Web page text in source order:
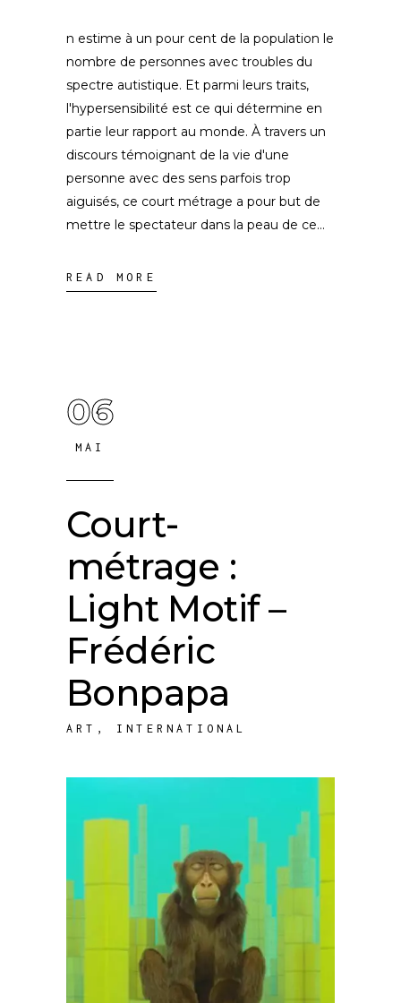
n estime à un pour cent de la population le
nombre de personnes avec troubles du
spectre autistique. Et parmi leurs traits,
l'hypersensibilité est ce qui détermine en
partie leur rapport au monde. À travers un
discours témoignant de la vie d'une
personne avec des sens parfois trop
aiguisés, ce court métrage a pour but de
mettre le spectateur dans la peau de ce
READ MORE
06
MAI
Court-
métrage :
Light Motif –
Frédéric
Bonpapa
ART , INTERNATIONAL